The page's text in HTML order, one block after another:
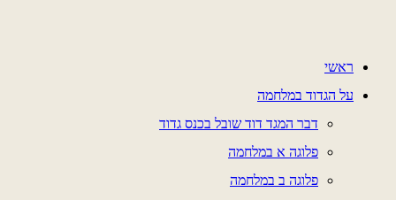
ראשי
על הגדוד במלחמה
דבר המגד דוד שובל בכנס גדוד
פלוגה א במלחמה
פלוגה ב במלחמה